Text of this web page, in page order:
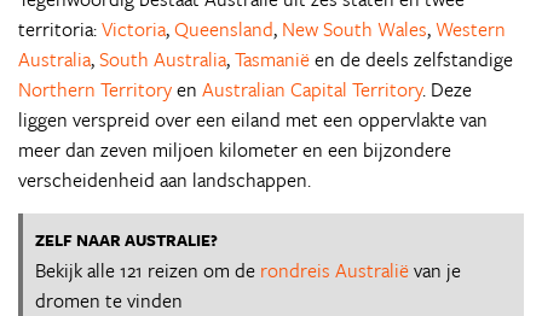
territoria:Victoria,Queensland, New South Wales,Western
Australia,South Australia,Tasmaniëen de deels zelfstandige
Northern Territoryen Australian Capital Territory. Deze
liggen verspreid over een eiland met een oppervlakte van
meer dan zeven miljoen kilometer en een bijzondere
verscheidenheid aan landschappen.
ZELF NAAR AUSTRALIE?
Bekijk alle 121 reizen om de rondreis Australiëvan je
dromen te vinden